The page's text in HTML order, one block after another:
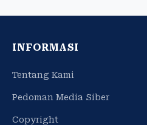
INFORMASI
Tentang Kami
Pedoman Media Siber
Copyright